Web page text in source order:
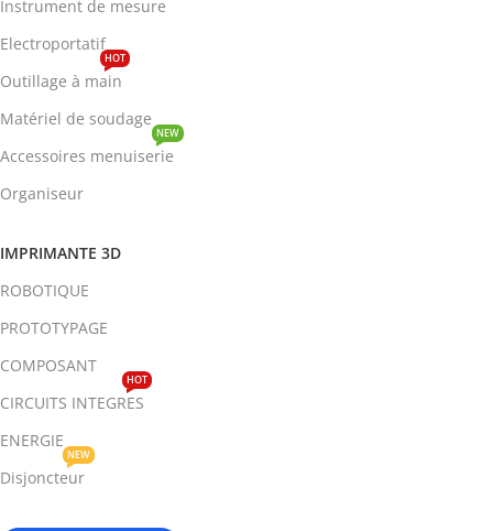
Instrument de mesure
Electroportatif
Outillage à main
HOT
Matériel de soudage
Accessoires menuiserie
NEW
Organiseur
IMPRIMANTE 3D
ROBOTIQUE
PROTOTYPAGE
COMPOSANT
CIRCUITS INTEGRES
HOT
ENERGIE
Disjoncteur
NEW